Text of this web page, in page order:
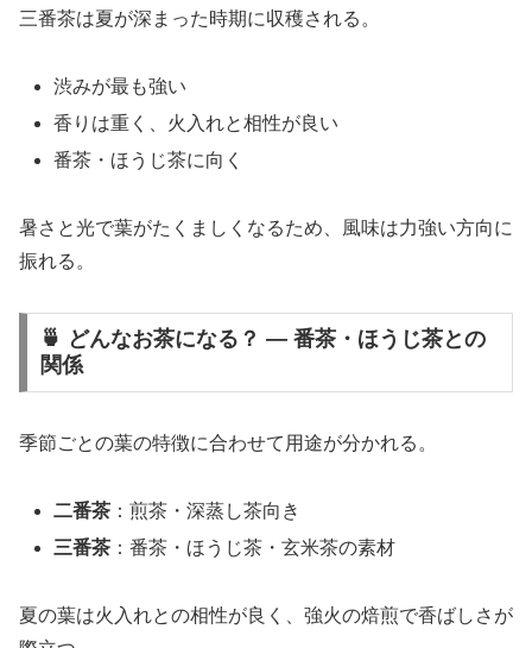
三番茶は夏が深まった時期に収穫される。
渋みが最も強い
香りは重く、火入れと相性が良い
番茶・ほうじ茶に向く
暑さと光で葉がたくましくなるため、風味は力強い方向に
振れる。
🍵 どんなお茶になる？ ― 番茶・ほうじ茶との
関係
季節ごとの葉の特徴に合わせて用途が分かれる。
二番茶 ：煎茶・深蒸し茶向き
三番茶 ：番茶・ほうじ茶・玄米茶の素材
夏の葉は火入れとの相性が良く、強火の焙煎で香ばしさが